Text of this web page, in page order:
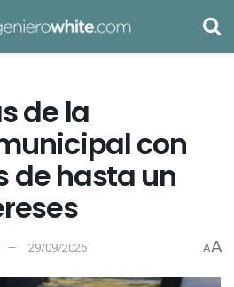
de la
con
de hasta un
29/09/2025 AA